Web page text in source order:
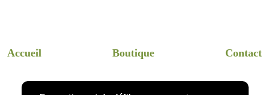
Accueil Boutique Contact